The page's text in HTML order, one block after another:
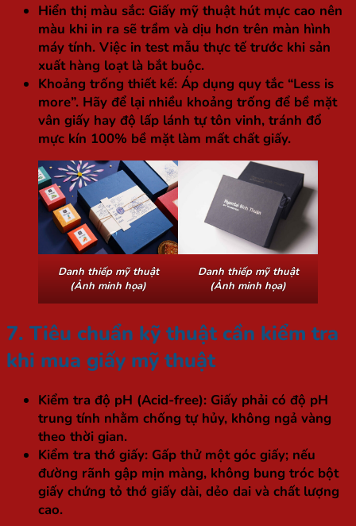
Hiển thị màu sắc: Giấy mỹ thuật hút mực cao nên
màu khi in ra sẽ trầm và dịu hơn trên màn hình
máy tính. Việc in test mẫu thực tế trước khi sản
xuất hàng loạt là bắt buộc.
Khoảng trống thiết kế: Áp dụng quy tắc “Less is
more”. Hãy để lại nhiều khoảng trống để bề mặt
vân giấy hay độ lấp lánh tự tôn vinh, tránh đổ
mực kín 100% bề mặt làm mất chất giấy.
Danh thiếp mỹ thuật
(Ảnh minh họa)
Danh thiếp mỹ thuật
(Ảnh minh họa)
7. Tiêu chuẩn kỹ thuật cần kiểm tra
khi mua giấy mỹ thuật
Kiểm tra độ pH (Acid-free): Giấy phải có độ pH
trung tính nhằm chống tự hủy, không ngả vàng
theo thời gian.
Kiểm tra thớ giấy: Gấp thử một góc giấy; nếu
đường rãnh gập mịn màng, không bung tróc bột
giấy chứng tỏ thớ giấy dài, dẻo dai và chất lượng
cao.